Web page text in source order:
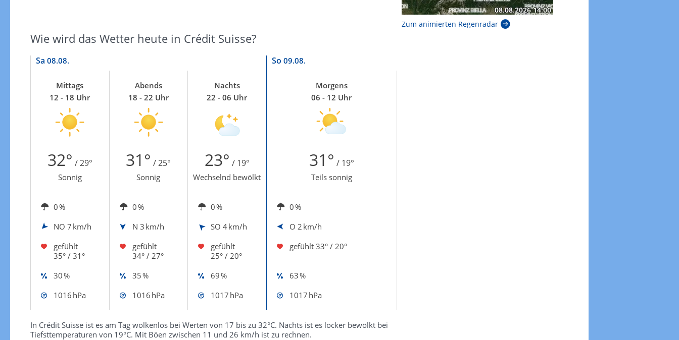
Wie wird das Wetter heute in Crédit Suisse?
Sa 08.08. So 09.08.
Mittags
12 - 18 Uhr
Abends
18 - 22 Uhr
Nachts
22 - 06 Uhr
Morgens
06 - 12 Uhr
32° / 29° 31° / 25° 23° / 19° 31° / 19°
Sonnig Sonnig Wechselnd bewölkt Teils sonnig
0 % 0 % 0 %
0 %
NO 7 km/h N 3 km/h SO 4 km/h O 2 km/h
gefühlt
35° / 31°
gefühlt
34° / 27°
gefühlt
25° / 20°
gefühlt 33° / 20°
30 % 35 % 69 %
63 %
1016 hPa
1016 hPa 1017 hPa 1017 hPa
In Crédit Suisse ist es am Tag wolkenlos bei Werten von 17 bis zu 32°C. Nachts ist es locker bewölkt bei
Tiefsttemperaturen von 19°C. Mit Böen zwischen 11 und 26 km/h ist zu rechnen.
Zum animierten Regenradar